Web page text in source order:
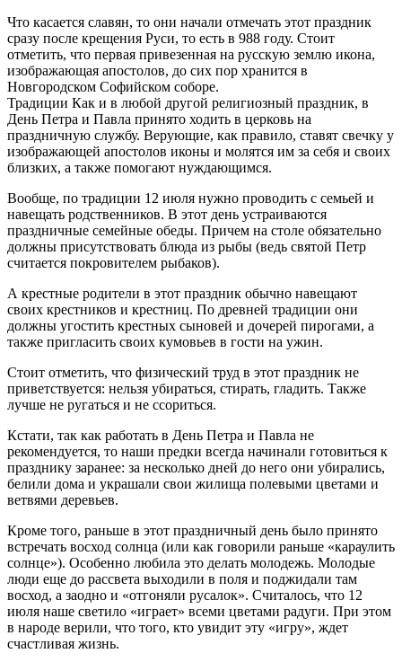
Что касается славян, то они начали отмечать этот праздник
сразу после крещения Руси, то есть в 988 году. Стоит
отметить, что первая привезенная на русскую землю икона,
изображающая апостолов, до сих пор хранится в
Новгородском Софийском соборе.
Традиции Как и в любой другой религиозный праздник, в
День Петра и Павла принято ходить в церковь на
праздничную службу. Верующие, как правило, ставят свечку у
изображающей апостолов иконы и молятся им за себя и своих
близких, а также помогают нуждающимся.
Вообще, по традиции 12 июля нужно проводить с семьей и
навещать родственников. В этот день устраиваются
праздничные семейные обеды. Причем на столе обязательно
должны присутствовать блюда из рыбы (ведь святой Петр
считается покровителем рыбаков).
А крестные родители в этот праздник обычно навещают
своих крестников и крестниц. По древней традиции они
должны угостить крестных сыновей и дочерей пирогами, а
также пригласить своих кумовьев в гости на ужин.
Стоит отметить, что физический труд в этот праздник не
приветствуется: нельзя убираться, стирать, гладить. Также
лучше не ругаться и не ссориться.
Кстати, так как работать в День Петра и Павла не
рекомендуется, то наши предки всегда начинали готовиться к
празднику заранее: за несколько дней до него они убирались,
белили дома и украшали свои жилища полевыми цветами и
ветвями деревьев.
Кроме того, раньше в этот праздничный день было принято
встречать восход солнца (или как говорили раньше «караулить
солнце»). Особенно любила это делать молодежь. Молодые
люди еще до рассвета выходили в поля и поджидали там
восход, а заодно и «отгоняли русалок». Считалось, что 12
июля наше светило «играет» всеми цветами радуги. При этом
в народе верили, что того, кто увидит эту «игру», ждет
счастливая жизнь.